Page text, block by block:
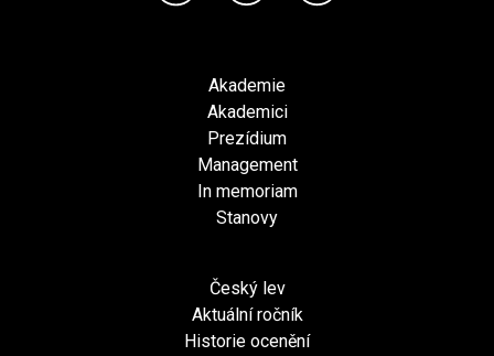
Akademie
Akademici
Prezídium
Management
In memoriam
Stanovy
Český lev
Aktuální ročník
Historie ocenění